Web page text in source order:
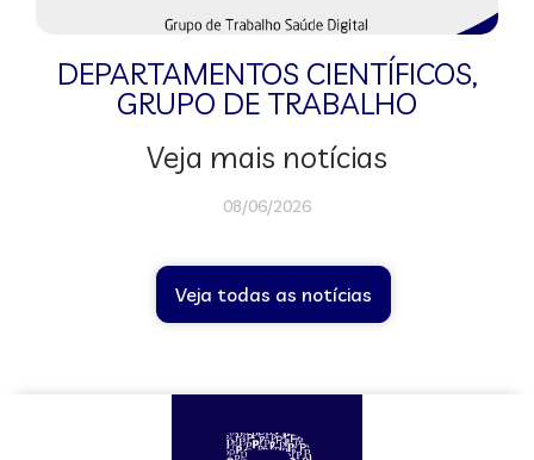
DEPARTAMENTOS CIENTÍFICOS,
GRUPO DE TRABALHO
Veja mais notícias
08/06/2026
Veja todas as notícias